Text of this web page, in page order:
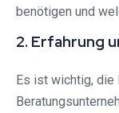
benötigen und
2. Erfahrung
Es ist wichtig, die